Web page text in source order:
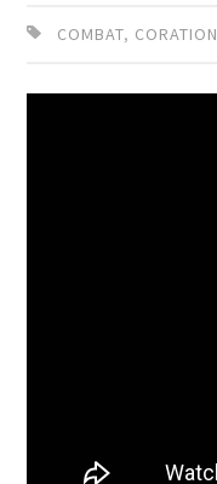
COMBAT, CORATION